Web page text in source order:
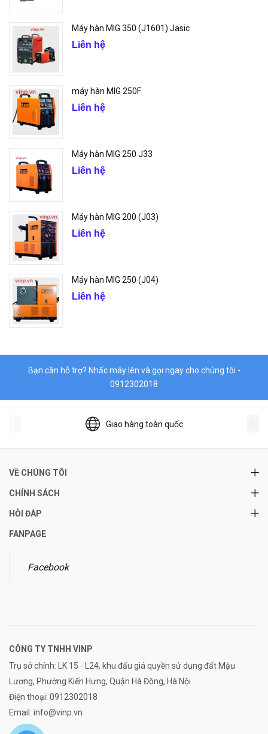
Máy hàn MIG 350 (J1601) Jasic
Liên hệ
máy hàn MIG 250F
Liên hệ
Máy hàn MIG 250 J33
Liên hệ
Máy hàn MIG 200 (J03)
Liên hệ
Máy hàn MIG 250 (J04)
Liên hệ
Bạn cần hỗ trợ? Nhấc máy lên và gọi ngay cho chúng tôi -
0912302018
Giao hàng toàn quốc
VỀ CHÚNG TÔI
CHÍNH SÁCH
HỎI ĐÁP
FANPAGE
Facebook
CÔNG TY TNHH VINP
Trụ sở chính: LK 15 - L24, khu đấu giá quyền sử dụng đất Mậu
Lương, Phường Kiến Hưng, Quận Hà Đông, Hà Nội
Điện thoại: 0912302018
Email: info@vinp.vn